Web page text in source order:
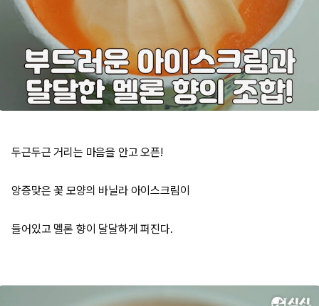
두근두근 거리는 마음을 안고 오픈!
앙증맞은 꽃 모양의 바닐라 아이스크림이
들어있고 멜론 향이 달달하게 퍼진다.